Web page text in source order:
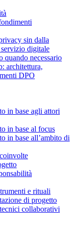
sin dalla
digitale
quando necessario
architettura,
DPO
in base agli attori
in base al focus
in base all’ambito di
e rituali
di progetto
collaborativi